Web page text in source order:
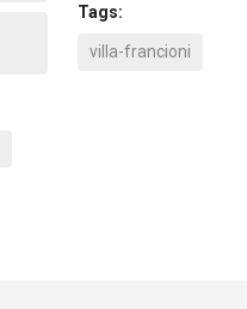
Tags:
villa-francioni